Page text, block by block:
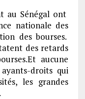
au Sénégal ont
nationale des
des bourses.
des retards
aucune
droits qui
les grandes